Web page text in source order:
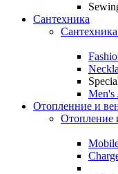
Сантехника
Men's
Отопленние и
Отопление